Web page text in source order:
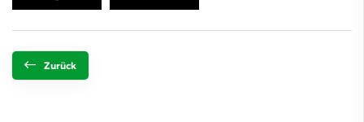
Zurück